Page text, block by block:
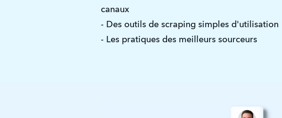
canaux
- Des outils de scraping simples d'utilisation
- Les pratiques des meilleurs sourceurs